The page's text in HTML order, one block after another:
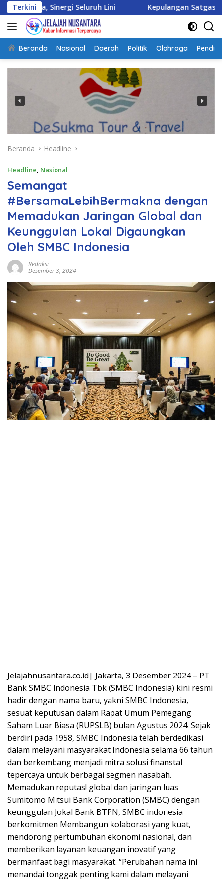
Langsung
ke
konten
TerkiniLini Kepulangan Satgas Kizi TNI Kontingen
Beranda Nasional Daerah Politik Olahraga
Beranda Headline
Headline, Nasional
Semangat
#BersamaLebihBermakna dengan
Memadukan Jaringan Global dan
Keunggulan Lokal Digaungkan
Oleh SMBC Indonesia
Redaksi
Desember 3, 2024
Jelajahnusantara.co.id| Jakarta, 3 Desember 2024 – PT
Bank SMBC Indonesia Tbk (SMBC Indonesia) kini resmi
hadir dengan nama baru, yakni SMBC Indonesia,
sesuat keputusan dalam Rapat Umum Pemegang
Saham Luar Biasa (RUPSLB) bulan Agustus 2024. Sejak
berdiri pada 1958, SMBC Indonesia telah berdedikasi
dalam melayani masyarakat Indonesia selama 66 tahun
dan berkembang menjadi mitra solusi finanstal
tepercaya untuk berbagai segmen nasabah.
Memadukan reputas! global dan jaringan luas
Sumitomo Mitsui Bank Corporation (SMBC) dengan
keunggulan Jokal Bank BTPN, SMBC indonesia
berkomitmen Membangun kolaborasi yang kuat,
mendorong pertumbuhan ekonomi nasional, dan
memberikan layanan keuangan inovatif yang
bermanfaat bagi masyarakat. “Perubahan nama ini
menandai tonggak penting kami dalam melayani